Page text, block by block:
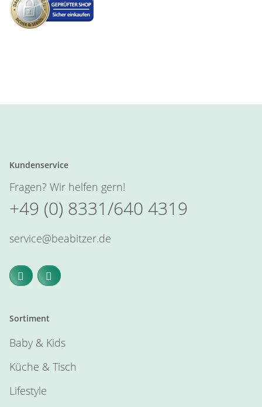
Kundenservice
Fragen? Wir helfen gern!
+49 (0) 8331/640 4319
service@beabitzer.de
Sortiment
Baby & Kids
Küche & Tisch
Lifestyle